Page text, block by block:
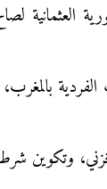
العثمانية
الفردية
وتكوين